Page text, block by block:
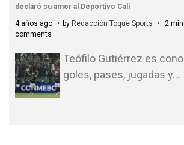
declaró su amor al Deportivo Cali
4 años ago
by Redacción Toque Sports 2
comments
Teófilo Gutiérrez es
goles, pases, jugadas y…